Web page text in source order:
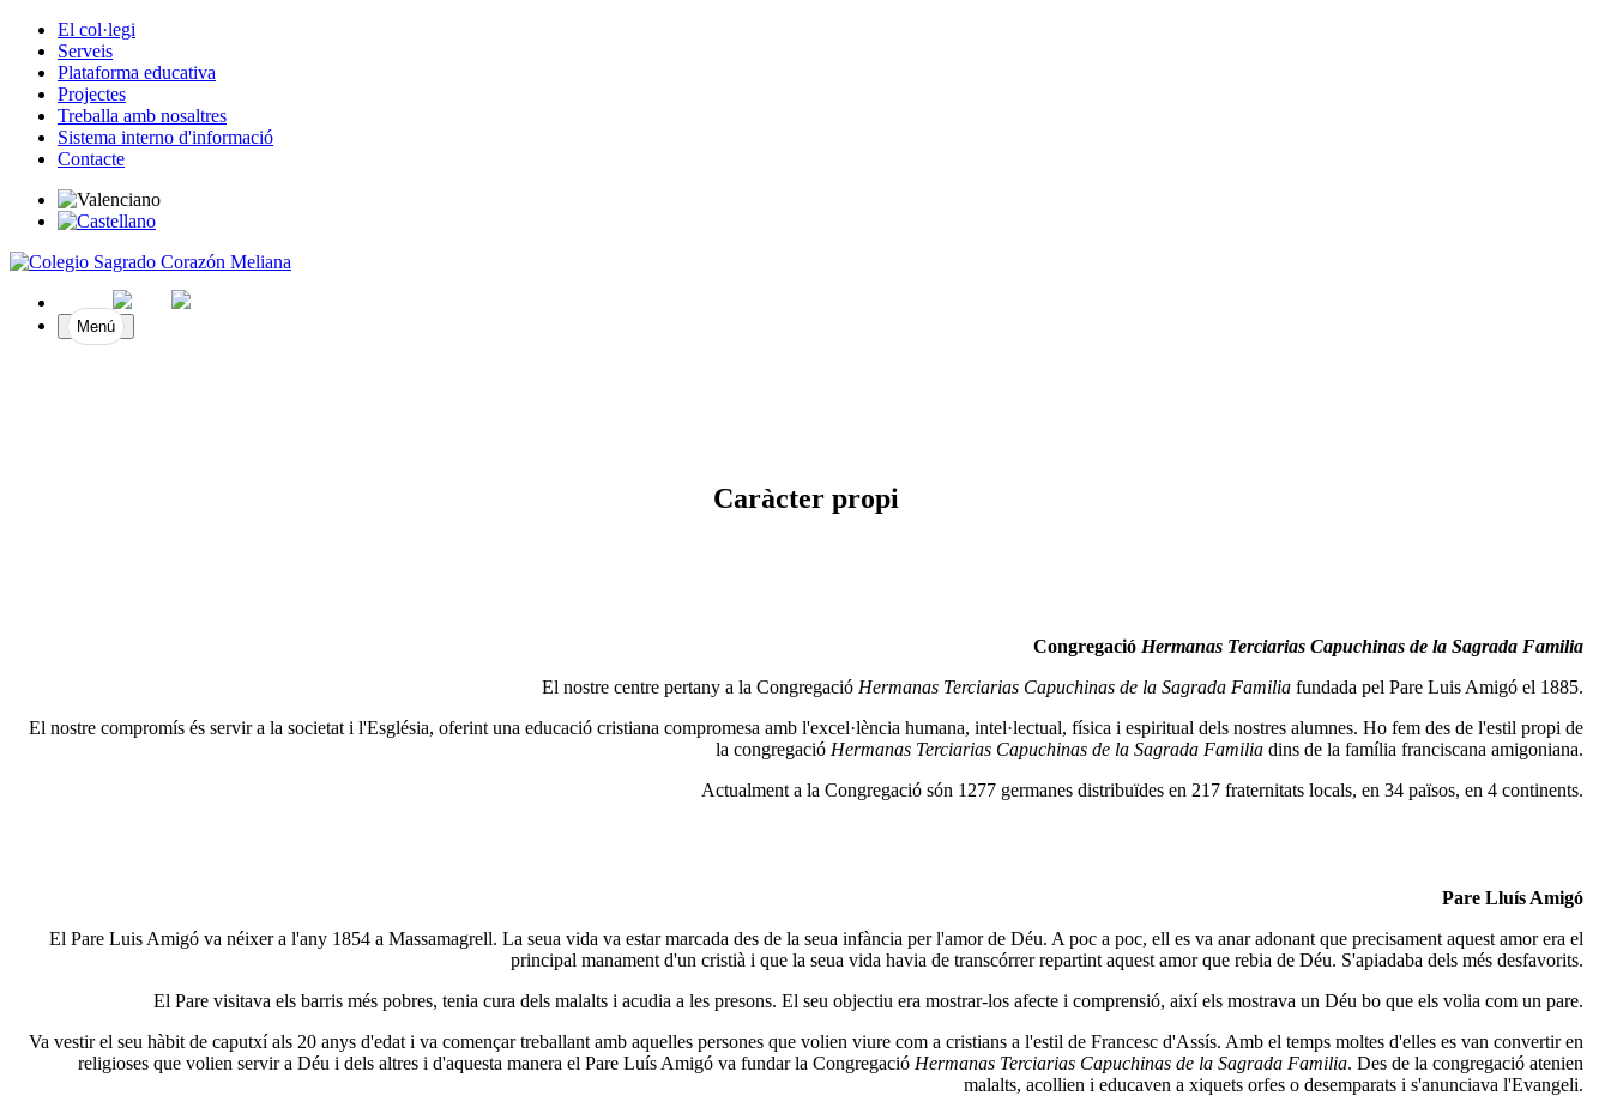
El col·legi
Serveis
Plataforma educativa
Projectes
Treballa amb nosaltres
Sistema interno d'informació
Contacte
Menú
Caràcter propi
Congregació Hermanas Terciarias Capuchinas de la Sagrada Familia
El nostre centre pertany a la Congregació Hermanas Terciarias Capuchinas de la Sagrada Familia fundada pel Pare Luis Amigó el 1885.
El nostre compromís és servir a la societat i l'Església, oferint una educació cristiana compromesa amb l'excel·lència humana, intel·lectual, física i espiritual dels nostres alumnes. Ho fem des de l'estil propi de
la congregació Hermanas Terciarias Capuchinas de la Sagrada Familia dins de la família franciscana amigoniana.
Actualment a la Congregació són 1277 germanes distribuïdes en 217 fraternitats locals, en 34 països, en 4 continents.
Pare Lluís Amigó
El Pare Luis Amigó va néixer a l'any 1854 a Massamagrell. La seua vida va estar marcada des de la seua infància per l'amor de Déu. A poc a poc, ell es va anar adonant que precisament aquest amor era el
principal manament d'un cristià i que la seua vida havia de transcórrer repartint aquest amor que rebia de Déu. S'apiadaba dels més desfavorits.
El Pare visitava els barris més pobres, tenia cura dels malalts i acudia a les presons. El seu objectiu era mostrar-los afecte i comprensió, així els mostrava un Déu bo que els volia com un pare.
Va vestir el seu hàbit de caputxí als 20 anys d'edat i va començar treballant amb aquelles persones que volien viure com a cristians a l'estil de Francesc d'Assís. Amb el temps moltes d'elles es van convertir en
religioses que volien servir a Déu i dels altres i d'aquesta manera el Pare Luís Amigó va fundar la Congregació Hermanas Terciarias Capuchinas de la Sagrada Familia. Des de la congregació atenien
malalts, acollien i educaven a xiquets orfes o desemparats i s'anunciava l'Evangeli.